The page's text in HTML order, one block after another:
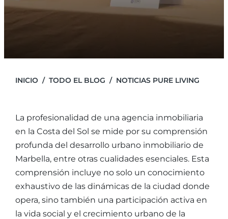
INICIO TODO EL BLOG NOTICIAS PURE LIVING
La profesionalidad de una agencia inmobiliaria
en la Costa del Sol se mide por su comprensión
profunda del desarrollo urbano inmobiliario de
Marbella, entre otras cualidades esenciales. Esta
comprensión incluye no solo un conocimiento
exhaustivo de las dinámicas de la ciudad donde
opera, sino también una participación activa en
la vida social y el crecimiento urbano de la